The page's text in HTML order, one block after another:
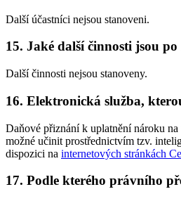
Další účastníci nejsou stanoveni.
15. Jaké další činnosti jsou
Další činnosti nejsou stanoveny.
16. Elektronická služba,
Daňové přiznání k uplatnění nároku
možné učinit prostřednictvím tzv.
dispozici na internetových stránkách
17. Podle kterého právního